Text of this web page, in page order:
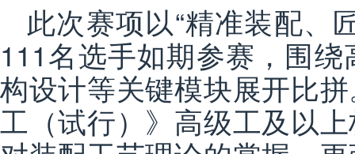
此次赛项以“精准装配、
111名选手如期参赛，围
构设计等关键模块展开比
工（试行）》高级工及以